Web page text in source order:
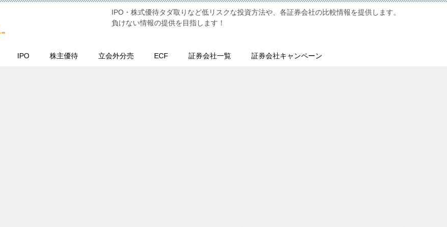
IPO・株式優待タダ取りなど低リスクな投資方法や、各証券会社の比較情報を提供します。
負けない情報の提供を目指します！
IPO 株主優待 立会外分売 ECF 証券会社一覧 証券会社キャンペーン